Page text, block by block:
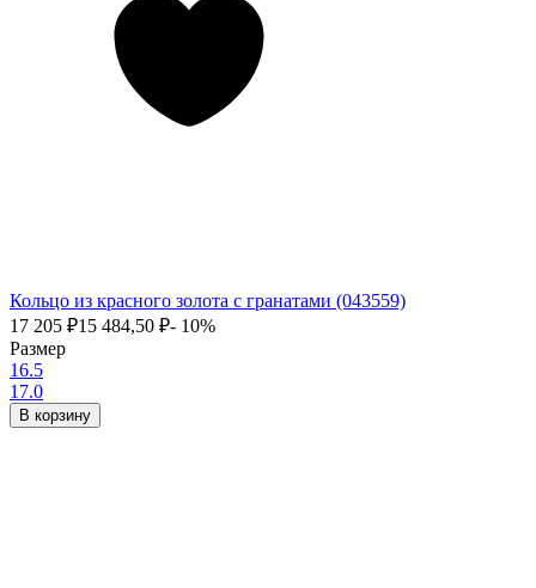
Кольцо из красного золота с гранатами (043559)
17 205 ₽15 484,50 ₽- 10%
Размер
16.5
17.0
В корзину